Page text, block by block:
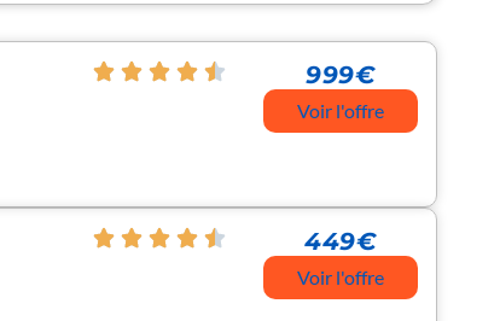
999€
Voir l'offre
449€
Voir l'offre